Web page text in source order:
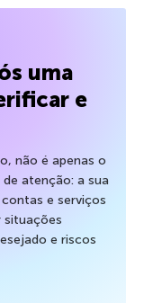
uma
e
não é apenas o
atenção: a sua
e serviços
situações
e riscos